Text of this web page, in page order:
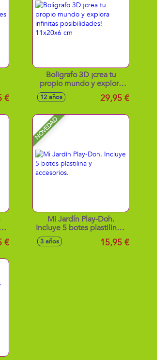
€
Boligrafo 3D ¡crea tu
propio mundo y explora
infinitas posibilidades!
11x20x6 cm
12 años 29,95 €
€
NOVEDAD
Mi Jardín Play-Doh.
Incluye 5 botes plastilina y
3 años 15,95 €